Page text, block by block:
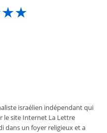
israélien indépendant qui
le site Internet La Lettre
dans un foyer religieux et a